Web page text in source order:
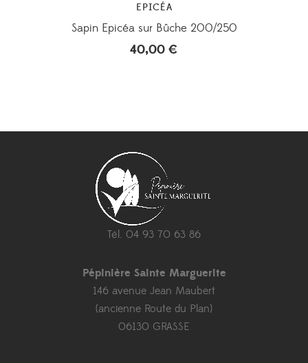
EPICÉA
Sapin Epicéa sur Bûche 200/250
40,00 €
Tél. 04 93 70 63 86
Pépinière Sainte Marguerite
146 avenue Jean Maubert
(ancienne Route du Plan)
06130 GRASSE